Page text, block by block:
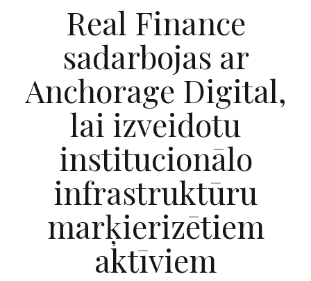
Real Finance
sadarbojas ar
Anchorage Digital,
lai izveidotu
institucionālo
infrastruktūru
marķierizētiem
aktīviem